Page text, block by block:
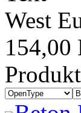
West
154,00